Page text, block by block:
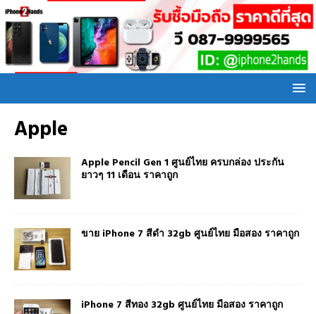
Apple
Apple Pencil Gen 1 ศูนย์ไทย ครบกล่อง ประกัน
ยาวๆ 11 เดือน ราคาถูก
ขาย iPhone 7 สีดำ 32gb ศูนย์ไทย มือสอง ราคาถูก
iPhone 7 สีทอง 32gb ศูนย์ไทย มือสอง ราคาถูก